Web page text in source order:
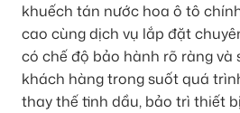
khuếch tán nước hoa ô tô
cao cùng dịch vụ lắp đặt
có chế độ bảo hành rõ ràng và
khách hàng trong suốt quá
thay thế tinh dầu, bảo trì thiết